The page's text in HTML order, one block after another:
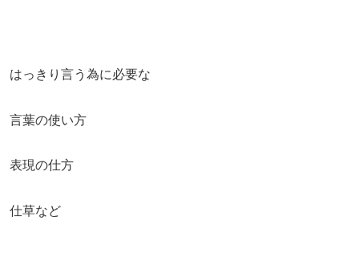
はっきり言う為に必要な
言葉の使い方
表現の仕方
仕草など